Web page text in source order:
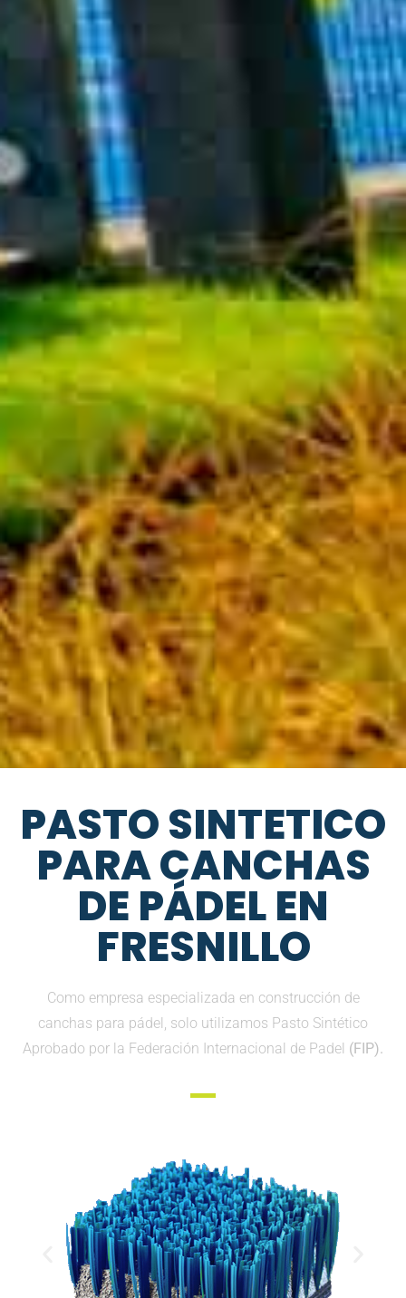
PASTO SINTETICO
PARA CANCHAS
DE PÁDEL EN
FRESNILLO
Como empresa especializada en construcción de
canchas para pádel, solo utilizamos Pasto Sintético
Aprobado por la Federación Internacional de Padel (FIP).